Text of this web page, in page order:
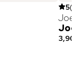
5(
Joe
3,90 €